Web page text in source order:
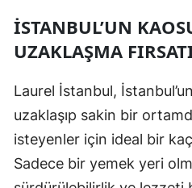
İSTANBUL’UN
UZAKLAŞMA
Laurel İstanbul,
uzaklaşıp sakin bir
isteyenler için ideal bir
Sadece bir yemek yeri